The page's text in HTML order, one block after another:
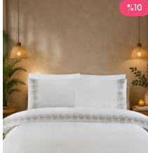
%10